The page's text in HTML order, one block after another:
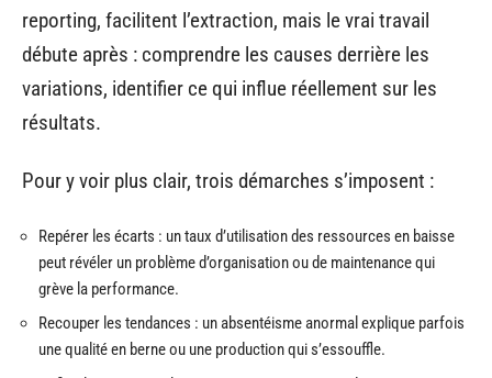
reporting, facilitent l’extraction, mais le vrai travail
débute après : comprendre les causes derrière les
variations, identifier ce qui influe réellement sur les
résultats.
Pour y voir plus clair, trois démarches s’imposent :
Repérer les écarts : un taux d’utilisation des ressources en baisse
peut révéler un problème d’organisation ou de maintenance qui
grève la performance.
Recouper les tendances : un absentéisme anormal explique parfois
une qualité en berne ou une production qui s’essouffle.